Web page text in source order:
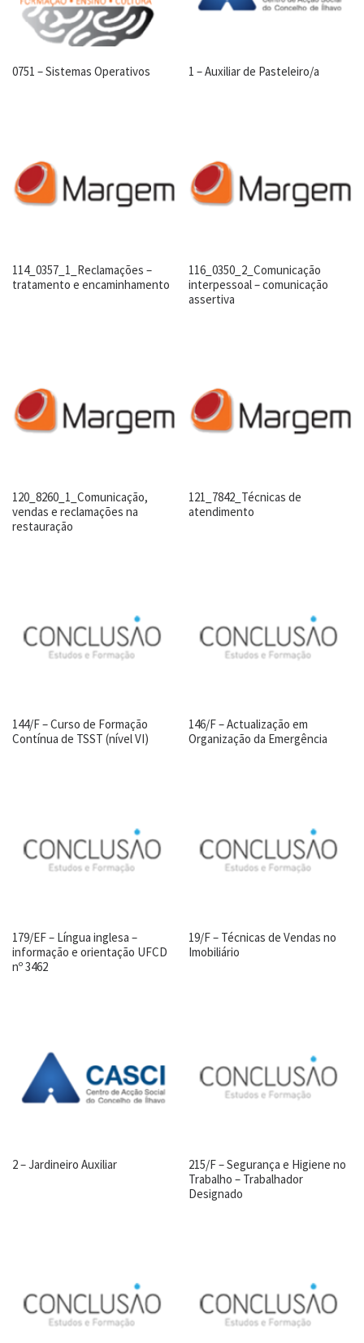
0751 – Sistemas Operativos 1 – Auxiliar de Pasteleiro/a
114_0357_1_Reclamações –
tratamento e encaminhamento
116_0350_2_Comunicação
interpessoal – comunicação
assertiva
120_8260_1_Comunicação,
vendas e reclamações na
restauração
121_7842_Técnicas de
atendimento
144/F – Curso de Formação
Contínua de TSST (nível VI)
146/F – Actualização em
Organização da Emergência
179/EF – Língua inglesa –
informação e orientação UFCD
nº 3462
19/F – Técnicas de Vendas no
Imobiliário
2 – Jardineiro Auxiliar
215/F – Segurança e Higiene no
Trabalho – Trabalhador
Designado